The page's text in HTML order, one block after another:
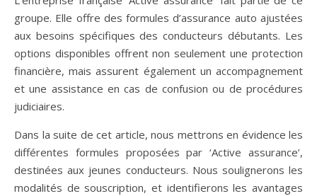
groupe. Elle offre des formules d’assurance auto ajustées
aux besoins spécifiques des conducteurs débutants. Les
options disponibles offrent non seulement une protection
financière, mais assurent également un accompagnement
et une assistance en cas de confusion ou de procédures
judiciaires.
Dans la suite de cet article, nous mettrons en évidence les
différentes formules proposées par ‘Active assurance’,
destinées aux jeunes conducteurs. Nous soulignerons les
modalités de souscription, et identifierons les avantages